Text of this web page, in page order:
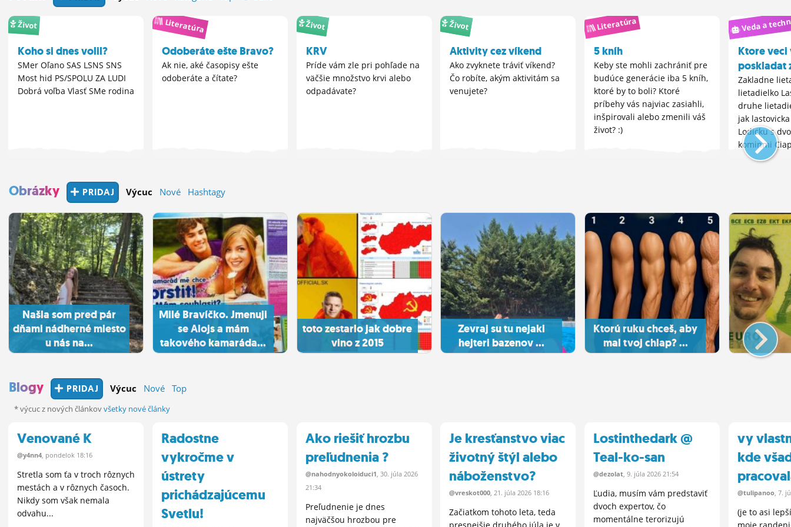
NASTAVENIA
ROLETA
Život
Koho si dnes volil?
SMer Oľano SAS LSNS SNS
Most hid PS/SPOLU ZA LUDI
Dobrá voľba Vlasť SMe rodina
Literatúra
Odoberáte ešte Bravo?
Ak nie, aké časopisy ešte
odoberáte a čítate?
Život
KRV
Príde vám zle pri pohľade na
väčšie množstvo krvi alebo
odpadávate?
Život
Aktivity cez víkend
Ako zvyknete tráviť víkend?
Čo robíte, akým aktivitám sa
venujete?
Literatúra
5 kníh
Keby ste mohli zachrániť pre
budúce generácie iba 5 kníh,
ktoré by to boli? Ktoré
príbehy vás najviac zasiahli,
inšpirovali alebo zmenili váš
život? :)
Veda a
Ktore veci
poskladat
Zakladne
lietadielko
druhe
jak
Lodicku s
kominmi
Nebo peklo
Obrázky PRIDAJ Výcuc Nové Hashtagy
Našla som pred pár
dňami nádherné miesto
u nás na...
Milé Bravíčko. Jmenuji
se Alojs a mám
takového kamaráda...
toto zestarlo jak dobre
vino z 2015
Zevraj su tu nejaki
hejteri bazenov ...
Ktorú ruku chceš, aby
mal tvoj chlap? ...
Blogy PRIDAJ Výcuc Nové Top
* výcuc z nových článkovvšetky nové články
Venované K
@y4nn4, pondelok 18:16
Stretla som ťa v troch rôznych
mestách a v rôznych časoch.
Nikdy som však nemala
odvahu...
Radostne
vykročme v
ústrety
prichádzajúcemu
Svetlu!
Ako riešiť hrozbu
preľudnenia ?
@nahodnyokoloiduci1, 30. júla2026
21:34
Preľudnenie je dnes
najväčšou hrozbou pre
Je kresťanstvo viac
životný štýl alebo
náboženstvo?
@vreskot000, 21. júla 2026 18:16
Začiatkom tohoto leta, teda
presnejšie druhého júla je v
Lostinthedark @
Teal-ko-san
@dezolat, 9. júla 2026 21:54
Ľudia, musím vám predstaviť
dvoch expertov, čo
momentálne terorizujú
vy
kde
@tulipanoo, 7.
(je to asi
moje